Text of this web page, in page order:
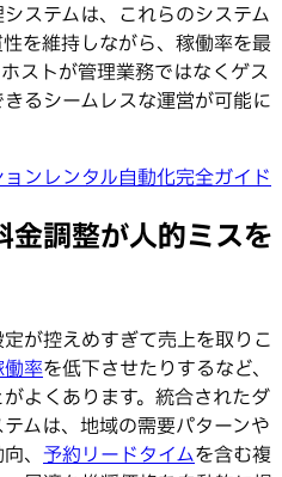
ステムは、これらのシステム
を維持しながら、稼働率を最
ストが管理業務ではなくゲス
るシームレスな運営が可能に
ンレンタル自動化完全ガイド
金調整が人的ミスを
が控えめすぎて売上を取りこ
率を低下させたりするなど、
よくあります。統合されたダ
ムは、地域の需要パターンや
、 予約リードタイムを含む複